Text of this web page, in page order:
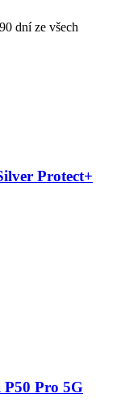
dní ze všech
Protect+
Pro 5G